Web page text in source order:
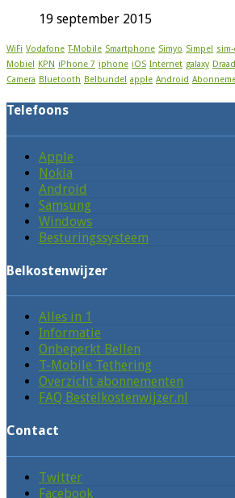
19 september 2015
WiFi Vodafone T-Mobile Smartphone Simyo Simpel
Mobiel
KPN iPhone 7 iphone iOS Internet galaxy
Camera Bluetooth Belbundel apple Android
Telefoons
Apple
Nokia
Android
Samsung
Windows
Besturingssysteem
Belkostenwijzer
Alles in 1
Informatie
Onbeperkt Bellen
T-Mobile Tethering
Overzicht abonnementen
FAQ Bestelkostenwijzer.nl
Contact
Twitter
Facebook